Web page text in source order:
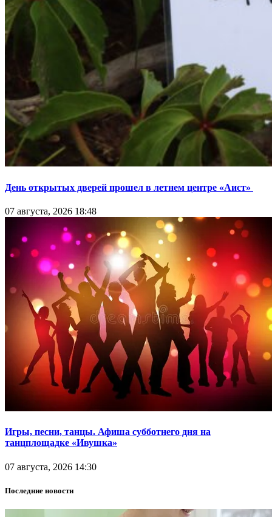
День открытых дверей прошел в летнем центре «Аист»
07 августа, 2026 18:48
Игры, песни, танцы. Афиша субботнего дня на
танцплощадке «Ивушка»
07 августа, 2026 14:30
Последние новости